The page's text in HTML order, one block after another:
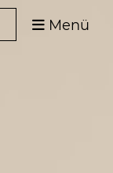
Menü